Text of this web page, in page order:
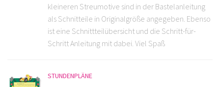
kleineren Streumotive sind in der Bastelanleitung
als Schnitteile in Originalgröße angegeben. Ebenso
ist eine Schnittteilübersicht und die Schritt-für-
Schritt Anleitung mit dabei. Viel Spaß
STUNDENPLÄNE